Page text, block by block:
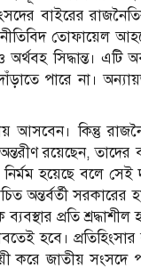
বাইরের
তোফায়েল
অর্থবহ সিদ্ধান্ত।
দাঁড়াতে পারে না।
কিন্তু
রয়েছেন, তাদের
হয়েছে বলে সেই
অন্তর্বর্তী সরকারের
প্রতি শ্রদ্ধাশীল
হবে। প্রতিহিংসার
জাতীয় সংসদে